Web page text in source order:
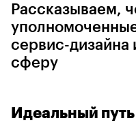
Рассказываем,
сервис-дизайна
сферу
Идеальный путь